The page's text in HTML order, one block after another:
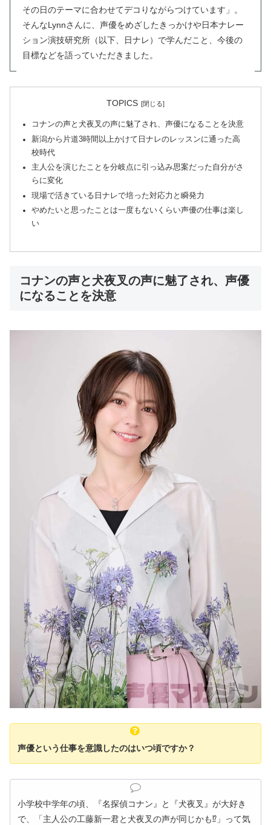
その日のテーマに合わせてデコりながらつけています」。
そんなLynnさんに、声優をめざしたきっかけや日本ナレー
ション演技研究所（以下、日ナレ）で学んだこと、今後の
目標などを語っていただきました。
TOPICS
コナンの声と犬夜叉の声に魅了され、声優になることを決意
新潟から片道3時間以上かけて日ナレのレッスンに通った高
校時代
主人公を演じたことを分岐点に引っ込み思案だった自分がさ
らに変化
現場で活きている日ナレで培った対応力と瞬発力
やめたいと思ったことは一度もないくらい声優の仕事は楽し
い
コナンの声と犬夜叉の声に魅了され、声優
になることを決意
声優という仕事を意識したのはいつ頃ですか？
小学校中学年の頃、『名探偵コナン』と『犬夜叉』が大好き
で、「主人公の工藤新一君と犬夜叉の声が同じかも⁉」って気